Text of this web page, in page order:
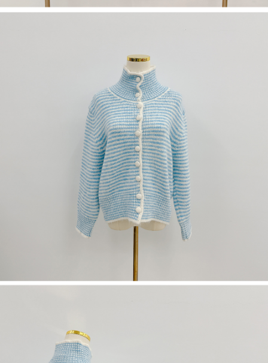
2. Pilihan kaedah pembayaran "Pembayaran Ansuran Gogo", selepas
mengesahkan pembayaran, transaksi akan selesai.
3. Jumlah kelulusan sebenar, bilangan ansuran dan jumlah bayaran
adalah berdasarkan halaman pengesahan transaksi seterusnya.
4. Dalam masa 30 minit selepas pesanan ditubuhkan, jika tidak pergi
untuk mengesahkan transaksi atau jika tidak lulus semakan, pesanan
akan dibatalkan secara automatik. Jika terdapat situasi "pindah untuk
semakan khusus" yang tidak lulus, ini menunjukkan bahawa sistem
penilaian tidak mencukupi, tiada penjelasan mengenai kandungan
penilaian boleh diberikan.
【Penerangan Kaedah Pembayaran】
1. Pembayaran ansuran tidak digabungkan dalam bil telekomunikasi,
"Pembayaran Ansuran Gogo" akan menghantar SMS peringatan
pembayaran selepas tarikh penyelesaian bulanan.
2. Melalui pautan SMS untuk membuka bil, anda boleh memilih untuk
membayar melalui "Kod bar kedai serbaneka / Kedai rasmi Taiwan
Mobile / Pemindahan bank / Pembayaran J街口 / iPASS MONEY" dan
1. Perkhidmatan ini disediakan oleh "Taiwan Mobile Co., Ltd." untuk
membolehkan pengguna membeli produk atau perkhidmatan melalui
"Pembayaran Ansuran Gogo", kedai akan memberikan maklumat peribadi
anda (termasuk nama, telefon atau alamat) kepada Taiwan Mobile untuk
pengumpulan, pemprosesan dan penggunaan, untuk pengesahan,
peribadi yang disenaraikan seperti di atas akan dikumpul dan digunakan